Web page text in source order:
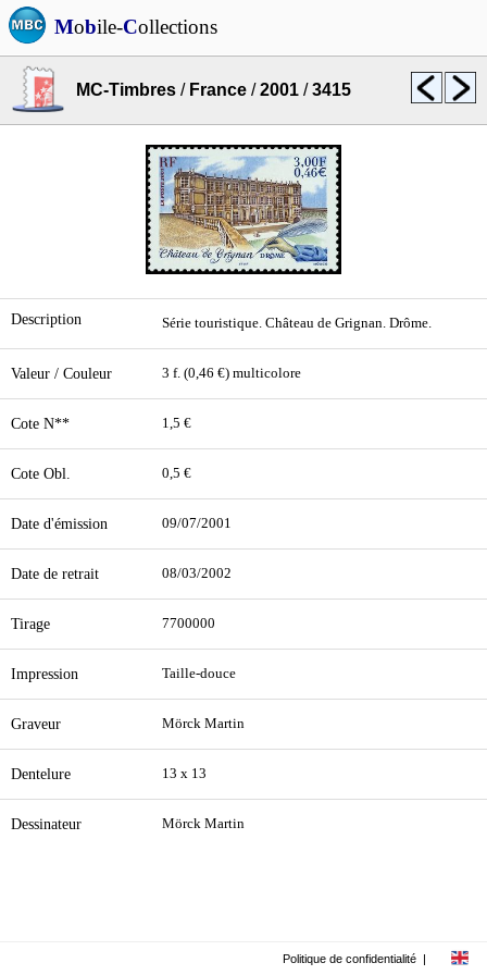
Mobile-Collections
MC-Timbres / France /2001 /3415
Description Série touristique. Château de Grignan. Drôme.
Valeur / Couleur 3 f. (0,46 €) multicolore
Cote N** 1,5 €
Cote Obl. 0,5 €
Date d'émission 09/07/2001
Date de retrait 08/03/2002
Tirage 7700000
Impression Taille-douce
Graveur Mörck Martin
Dentelure 13 x 13
Dessinateur Mörck Martin
Politique de confidentialité |